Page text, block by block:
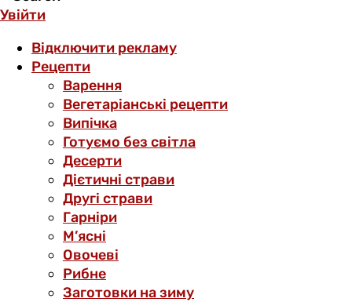
Увійти
Відключити рекламу
Рецепти
Варення
Вегетаріанські рецепти
Випічка
Готуємо без світла
Десерти
Дієтичні страви
Другі страви
Гарніри
М’ясні
Овочеві
Рибне
Заготовки на зиму